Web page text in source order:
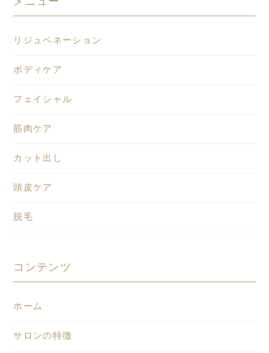
リジュベネーション
ボディケア
フェイシャル
筋肉ケア
カット出し
頭皮ケア
脱毛
コンテンツ
ホーム
サロンの特徴